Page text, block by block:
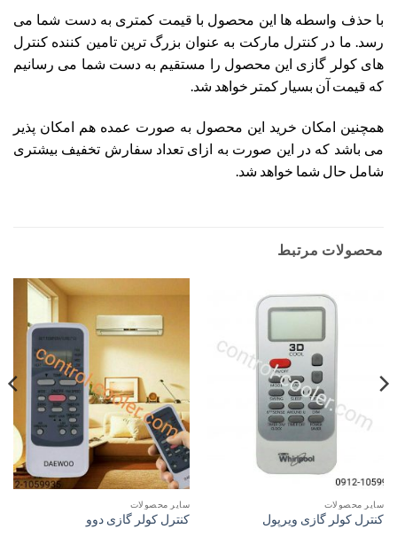
با حذف واسطه ها این محصول با قیمت کمتری به دست شما می
رسد. ما در کنترل مارکت به عنوان بزرگ ترین تامین کننده کنترل
های کولر گازی این محصول را مستقیم به دست شما می رسانیم
که قیمت آن بسیار کمتر خواهد شد.
همچنین امکان خرید این محصول به صورت عمده هم امکان پذیر
می باشد که در این صورت به ازای تعداد سفارش تخفیف بیشتری
شامل حال شما خواهد شد.
محصولات مرتبط
سایر محصولات
کنترل کولر گازی ویرپول
سایر محصولات
کنترل کولر گازی دوو